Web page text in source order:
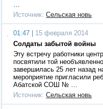
…
Источник: Сельская новь
01:47 |
15 февраля 2014
Солдаты забытой войны
Эту встречу работники
посвятили той
завершилась 25 лет назад
мероприятие пригласили
Абатской СОШ № …
Источник: Сельская новь